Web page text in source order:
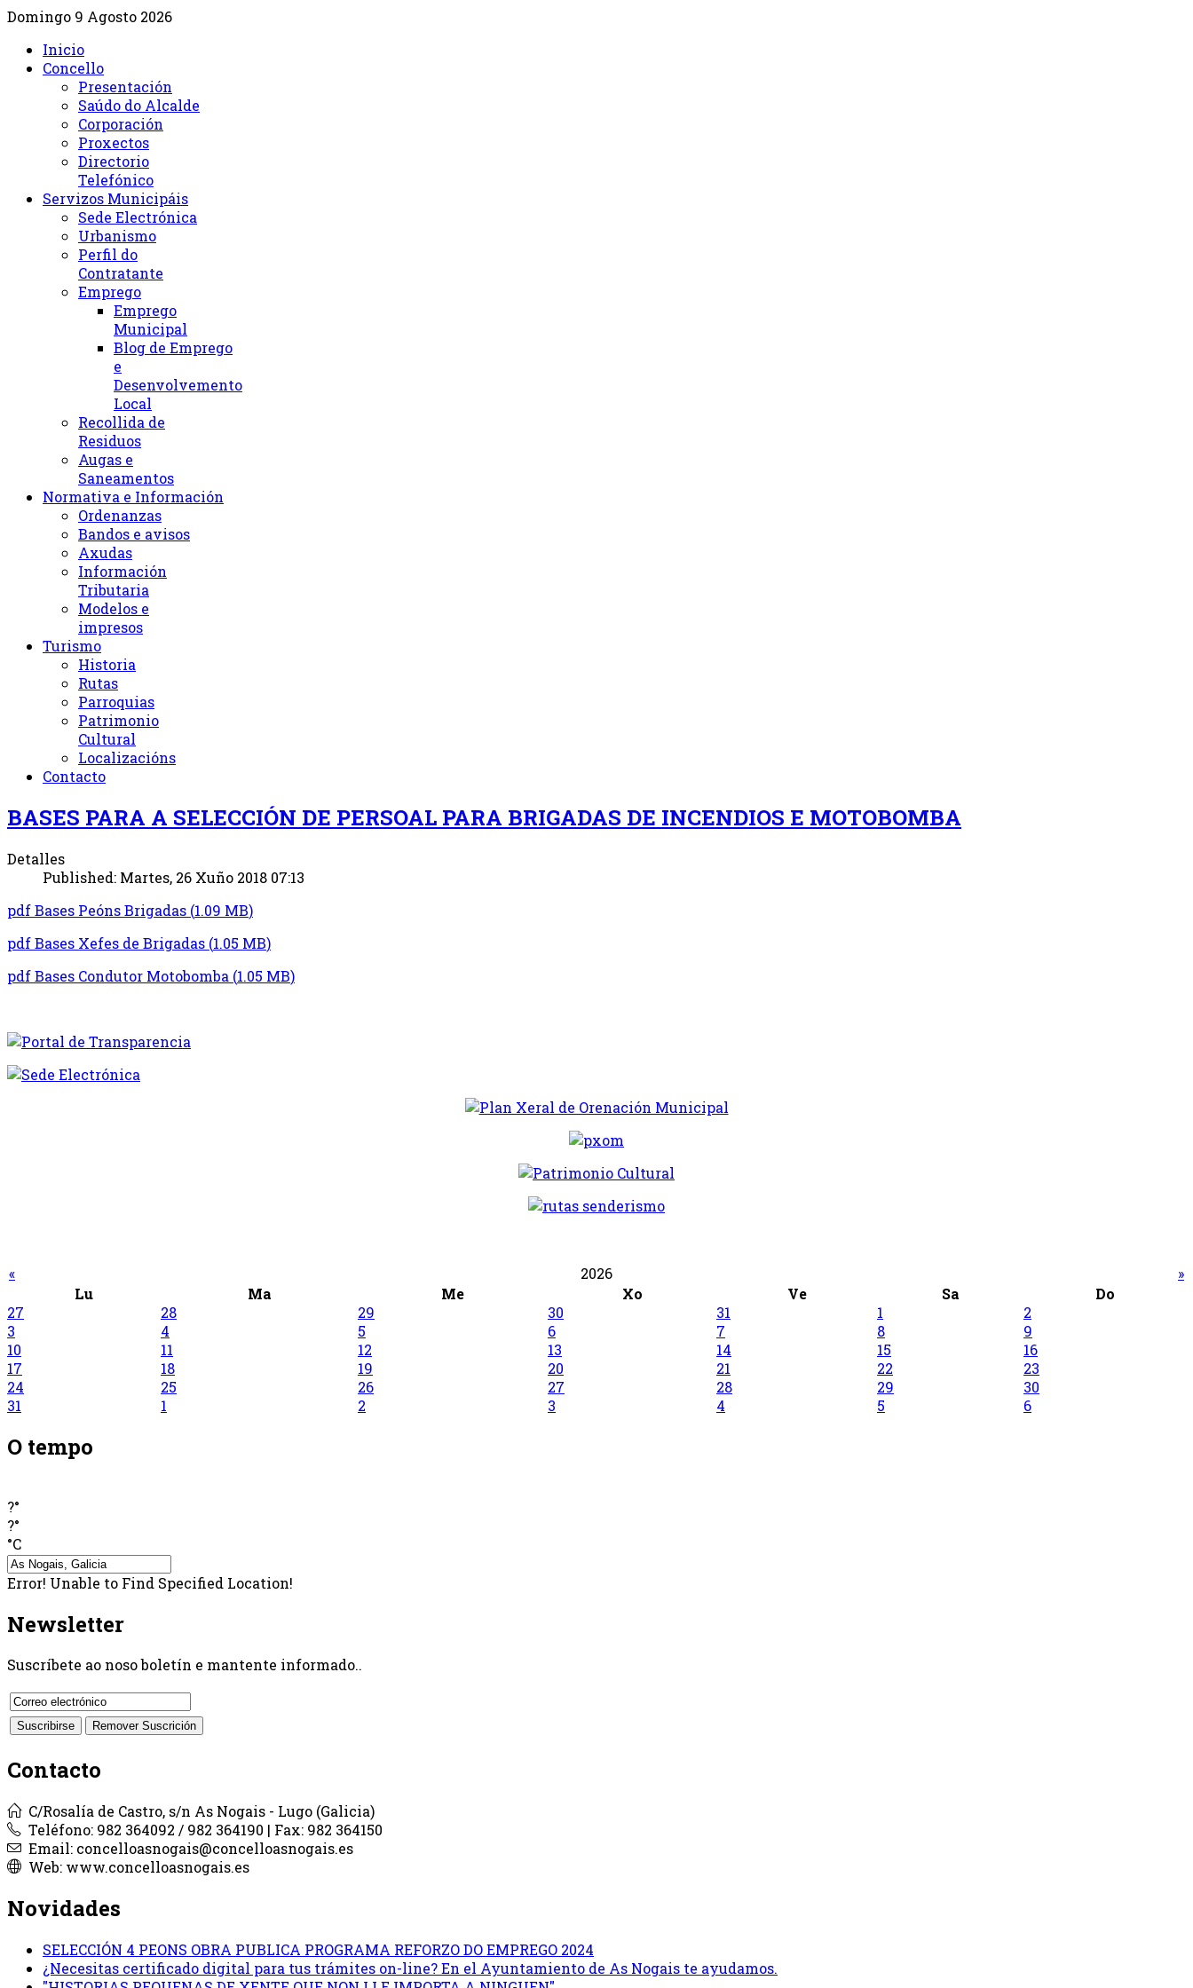
Domingo 9 Agosto 2026
Inicio
Concello
Presentación
Saúdo do Alcalde
Corporación
Proxectos
Directorio
Telefónico
Servizos Municipáis
Sede Electrónica
Urbanismo
Perfil do
Contratante
Emprego
Emprego
Municipal
Blog de Emprego
e
Desenvolvemento
Local
Recollida de
Residuos
Augas e
Saneamentos
Normativa e Información
Ordenanzas
Bandos e avisos
Axudas
Información
Tributaria
Modelos e
impresos
Turismo
Historia
Rutas
Parroquias
Patrimonio
Cultural
Localizacións
Contacto
BASES PARA A SELECCIÓN DE PERSOAL PARA BRIGADAS DE INCENDIOS E MOTOBOMBA
Detalles
Published: Martes, 26 Xuño 2018 07:13
pdfBases Peóns Brigadas (1.09 MB)
pdfBases Xefes de Brigadas (1.05 MB)
pdfBases Condutor Motobomba (1.05 MB)
« 2026
»
Lu
Ma Me Xo Ve Sa
Do
27
28 29 30 31 1
2
3
4 5 6 7 8
9
10
11 12 13 14 15
16
17
18 19 20 21 22
23
24
25 26 27 28 29
30
31
1 2 3 4 5 6
O tempo
?°
?°
°C
Error! Unable to Find Specified Location!
Newsletter
Suscríbete ao noso boletín e mantente informado..
Contacto
C/Rosalía de Castro, s/n As Nogais - Lugo (Galicia)
Teléfono: 982 364092 / 982 364190 | Fax: 982 364150
Email: concelloasnogais@concelloasnogais.es
Web: www.concelloasnogais.es
Novidades
SELECCIÓN 4 PEONS OBRA PUBLICA PROGRAMA REFORZO DO EMPREGO 2024
¿Necesitas certificado digital para tus trámites on-line? En el Ayuntamiento de As Nogais te ayudamos.